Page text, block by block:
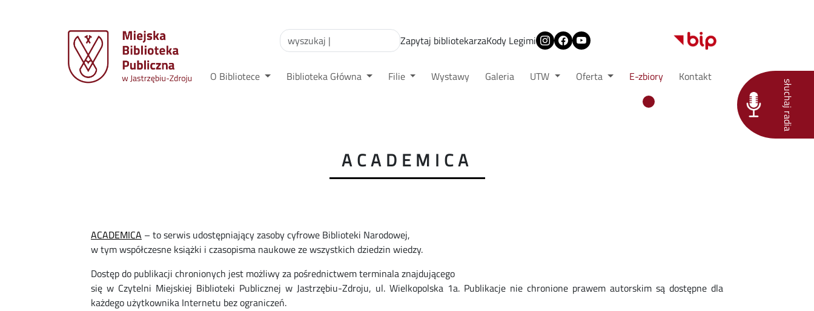
Zapytaj bibliotekarzaKody Legimi
O Bibliotece Biblioteka Główna Filie Wystawy Galeria UTW Oferta E-zbiory Kontakt
słuchaj radia
ACADEMICA
ACADEMICA – to serwis udostępniający zasoby cyfrowe Biblioteki Narodowej,
w tym współczesne książki i czasopisma naukowe ze wszystkich dziedzin wiedzy.
Dostęp do publikacji chronionych jest możliwy za pośrednictwem terminala znajdującego
się w Czytelni Miejskiej Biblioteki Publicznej w Jastrzębiu-Zdroju, ul. Wielkopolska 1a. Publikacje nie chronione prawem autorskim są dostępne dla
każdego użytkownika Internetu bez ograniczeń.